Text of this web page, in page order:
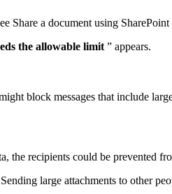
Share a document using
the allowable limit ” appears.
block messages that include
the recipients could be prevented
large attachments to other